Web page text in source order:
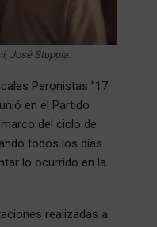
José Stuppia.
Peronistas ”17
en el Partido
del ciclo de
todos los días
lo ocurrido en la
realizadas a